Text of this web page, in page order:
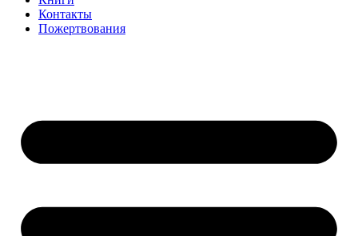
Контакты
Пожертвования